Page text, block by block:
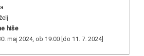
hiše
maj 2024, ob 19.00 [do 11. 7. 2024]